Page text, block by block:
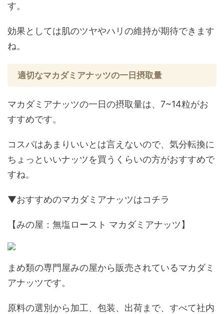
す。
効果としては肌のツヤやハリの維持が期待できます
ね。
適切なマカダミアナッツの一日摂取量
マカダミアナッツの一日の摂取量は、7~14粒がお
すすめです。
コスパはあまりいいとは言えないので、気分転換に
ちょっといいナッツを買うくらいの方がおすすめで
すね。
▼おすすめのマカダミアナッツはコチラ
【みの屋：無塩ロースト マカダミアナッツ】
まめ類の専門屋みの屋から販売されているマカダミ
アナッツです。
原料の選別から加工、包装、出荷まで、すべて社内